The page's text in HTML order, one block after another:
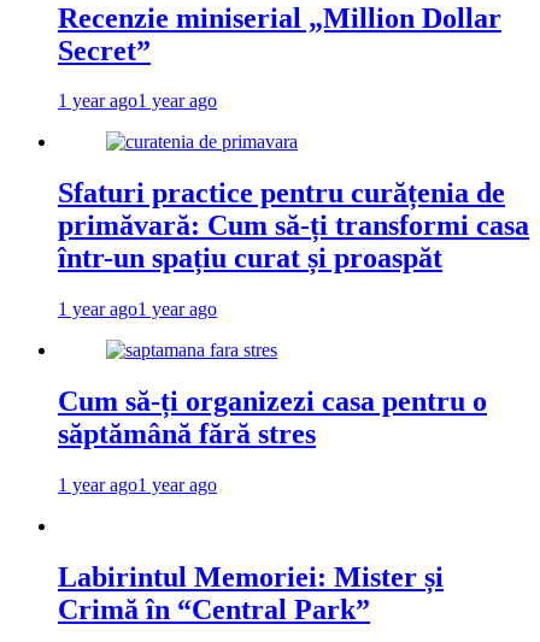
Recenzie miniserial „Million Dollar
Secret”
1 year ago1 year ago
Sfaturi practice pentru curățenia de
primăvară: Cum să-ți transformi casa
într-un spațiu curat și proaspăt
1 year ago1 year ago
Cum să-ți organizezi casa pentru o
săptămână fără stres
1 year ago1 year ago
Labirintul Memoriei: Mister și
Crimă în “Central Park”